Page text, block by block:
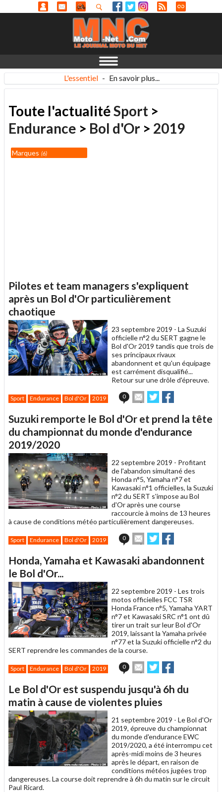
L'essentiel - En savoir plus...
Toute l'actualitéSport >
Endurance > Bol d'Or > 2019
Marques 6
Pilotes et team managers s'expliquent
après un Bol d'Or particulièrement
chaotique
23 septembre 2019 - La Suzuki
officielle n°2 du SERT gagne le
Bol d'Or 2019 tandis que trois de
ses principaux rivaux
abandonnent et qu'un équipage
est carrément disqualifié...
Retour sur une drôle d'épreuve.
Sport Endurance Bol d'Or 2019 0
Envoyer
cet
à
un
ami
Partager
sur sur
Suzuki remporte le Bol d'Or et prend la tête
du championnat du monde d'endurance
2019/2020
22 septembre 2019 - Profitant
de l'abandon simultané des
Honda n°5, Yamaha n°7 et
Kawasaki n°1 officielles, la Suzuki
n°2 du SERT s'impose au Bol
d'Or après une course
raccourcie à moins de 13 heures
à cause de conditions météo particulièrement dangereuses.
Sport Endurance Bol d'Or 2019 0
Envoyer
cet
à
Partager
sur sur
Honda, Yamaha et Kawasaki abandonnent
le Bol d'Or...
22 septembre 2019 - Les trois
motos officielles FCC TSR
Honda France n°5, Yamaha YART
n°7 et Kawasaki SRC n°1 ont dû
tirer un trait sur leur Bol d'Or
2019, laissant la Yamaha privée
n°77 et la Suzuki officielle n°2 du
SERT reprendre les commandes de la course.
Sport Endurance Bol d'Or 2019 0
Envoyer
cet
à
un
ami
Partager
sur sur
Le Bol d'Or est suspendu jusqu'à 6h du
matin à cause de violentes pluies
21 septembre 2019 - Le Bol d'Or
2019, épreuve du championnat
du monde d'endurance EWC
2019/2020, a été interrompu cet
après-midi moins de 3 heures
après le départ, en raison de
conditions météos jugées trop
dangereuses. La course doit reprendre à 6h du matin sur le circuit
Paul Ricard.